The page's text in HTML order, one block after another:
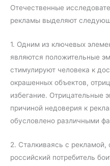
Отечественные
рекламы выделяют
1. Одним из ключевых
являются положительные
стимулируют человека к
окрашенных объектов,
избегание. Отрицательные
причиной недоверия к
обусловлено различными
2. Сталкиваясь с рекламой,
российский потребитель